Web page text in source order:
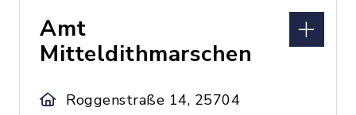
Amt
Mitteldithmarschen
Roggenstraße 14, 25704